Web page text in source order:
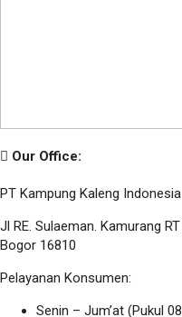
Our Office:
PT Kampung Kaleng Indonesia
Jl RE. Sulaeman. Kamurang
Bogor 16810
Pelayanan Konsumen:
Senin – Jum’at (Pukul